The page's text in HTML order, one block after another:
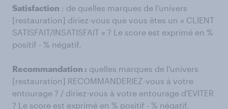
Satisfaction : de quelles marques de l’univers
[restauration] diriez-vous que vous êtes un « CLIENT
SATISFAIT/INSATISFAIT » ? Le score est exprimé en %
positif - % négatif.
Recommandation : quelles marques de l'univers
[restauration] RECOMMANDERIEZ-vous à votre
entourage ? / diriez-vous à votre entourage d'EVITER
? Le score est exprimé en % positif - % négatif.